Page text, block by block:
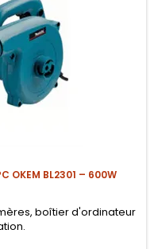
OKEM BL2301 – 600W
boîtier d'ordinateur